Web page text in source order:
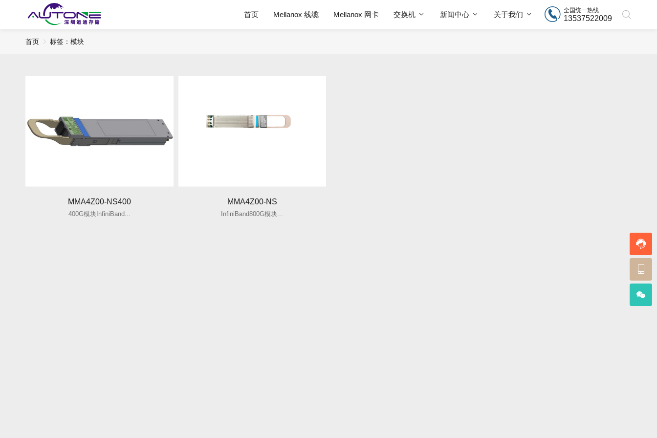
首页 Mellanox 线缆 Mellanox 网卡 交换机 新闻中心 关于我们
全国统一热线
13537522009
首页 标签：模块
MMA4Z00-NS400
400G模块InfiniBand...
MMA4Z00-NS
InfiniBand800G模块...